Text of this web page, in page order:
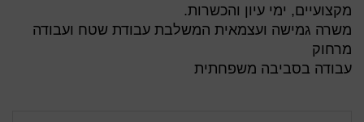
מקצועיים, ימי עיון והכשרות.
משרה גמישה ועצמאית המשלבת עבודת שטח ועבודה
מרחוק
עבודה בסביבה משפחתית